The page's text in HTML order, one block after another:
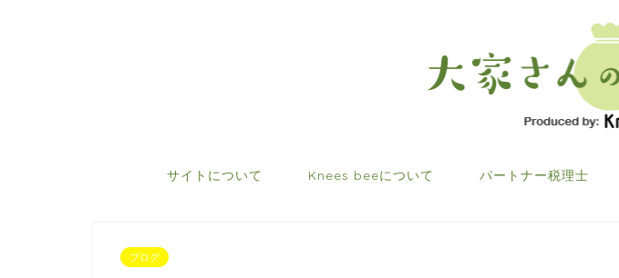
サイトについて Knees beeについて パートナー税理士
ブログ